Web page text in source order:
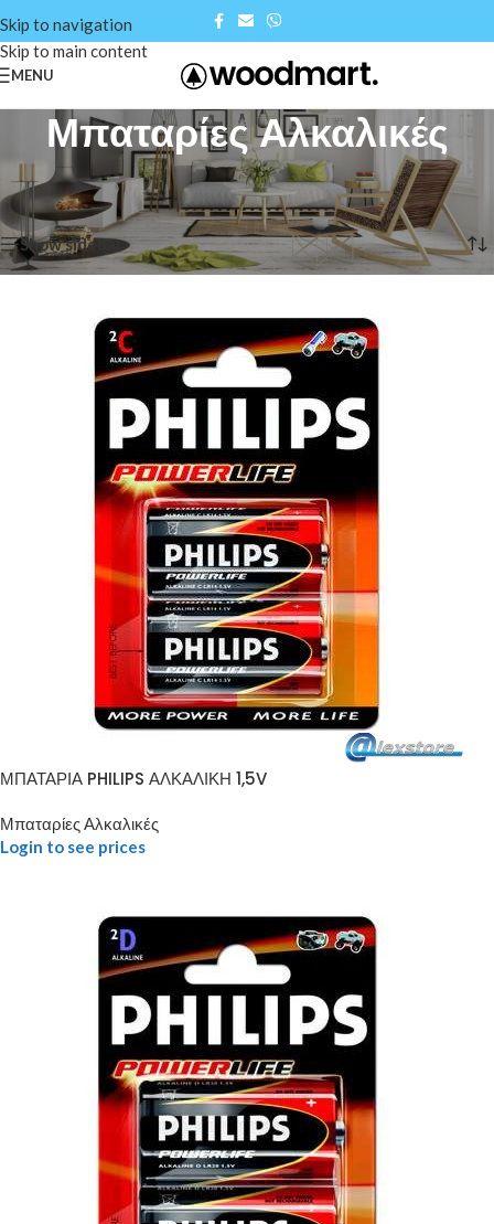
Skip to navigation
Skip to main content
MENU
Μπαταρίες Αλκαλικές
Αρχική σελίδα Shop/Μπαταρίες Αλκαλικές
Βλέπετε 1–12 από 27 αποτελέσματα
Show sidebar
ΜΠΑΤΑΡΙΑ PHILIPS ΑΛΚΑΛΙΚΗ 1,5V
Μπαταρίες Αλκαλικές
Login to see prices